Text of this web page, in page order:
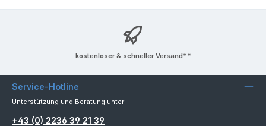
kostenloser & schneller Versand**
Service-Hotline
Unterstützung und Beratung unter:
+43 (0) 2236 39 21 39